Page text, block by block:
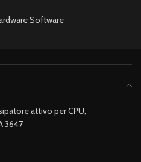
Software
attivo per CPU,
3647